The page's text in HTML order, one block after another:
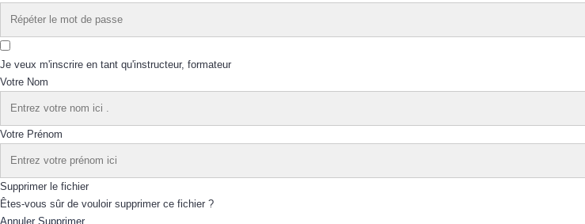
Je veux m'inscrire en tant qu'instructeur, formateur
Votre Nom
Votre Prénom
Supprimer le fichier
Êtes-vous sûr de vouloir supprimer ce fichier ?
Annuler Supprimer